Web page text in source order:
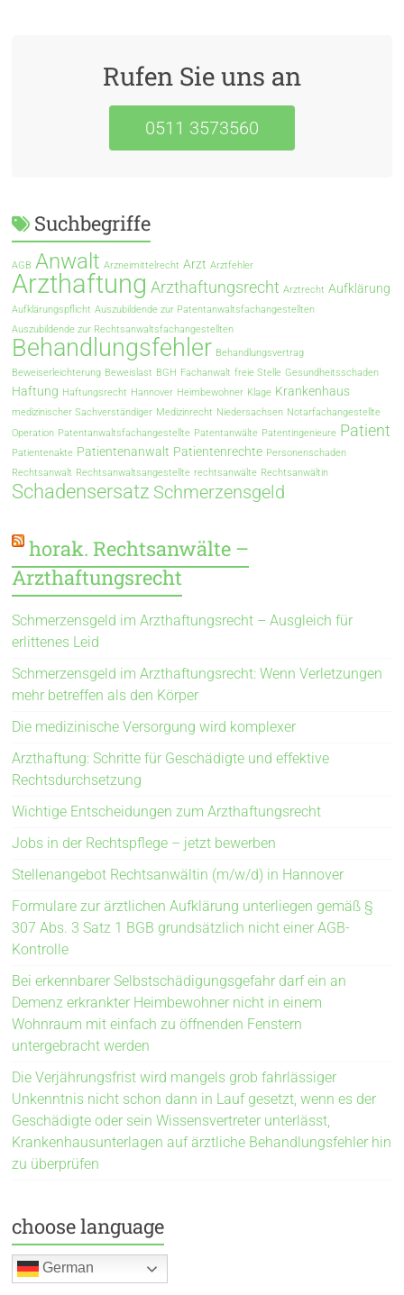
Rufen Sie uns an
0511 3573560
Suchbegriffe
AGB Anwalt Arzneimittelrecht Arzt Arztfehler
Arzthaftung Arzthaftungsrecht Arztrecht Aufklärung
Aufklärungspflicht Auszubildende zur Patentanwaltsfachangestellten
Auszubildende zur Rechtsanwaltsfachangestellten
Behandlungsfehler Behandlungsvertrag
Beweiserleichterung Beweislast BGH Fachanwalt freie Stelle Gesundheitsschaden
Haftung Haftungsrecht Hannover Heimbewohner Klage Krankenhaus
medizinischer Sachverständiger Medizinrecht Niedersachsen Notarfachangestellte
Operation Patentanwaltsfachangestellte Patentanwälte Patentingenieure Patient
Patientenakte Patientenanwalt Patientenrechte Personenschaden
Rechtsanwalt Rechtsanwaltsangestellte rechtsanwälte Rechtsanwältin
Schadensersatz Schmerzensgeld
horak. Rechtsanwälte –
Arzthaftungsrecht
Schmerzensgeld im Arzthaftungsrecht – Ausgleich für
erlittenes Leid
Schmerzensgeld im Arzthaftungsrecht: Wenn Verletzungen
mehr betreffen als den Körper
Die medizinische Versorgung wird komplexer
Arzthaftung: Schritte für Geschädigte und effektive
Rechtsdurchsetzung
Wichtige Entscheidungen zum Arzthaftungsrecht
Jobs in der Rechtspflege – jetzt bewerben
Stellenangebot Rechtsanwältin (m/w/d) in Hannover
Formulare zur ärztlichen Aufklärung unterliegen gemäß §
307 Abs. 3 Satz 1 BGB grundsätzlich nicht einer AGB-
Kontrolle
Bei erkennbarer Selbstschädigungsgefahr darf ein an
Demenz erkrankter Heimbewohner nicht in einem
Wohnraum mit einfach zu öffnenden Fenstern
untergebracht werden
Die Verjährungsfrist wird mangels grob fahrlässiger
Unkenntnis nicht schon dann in Lauf gesetzt, wenn es der
Geschädigte oder sein Wissensvertreter unterlässt,
Krankenhausunterlagen auf ärztliche Behandlungsfehler hin
zu überprüfen
choose language
German